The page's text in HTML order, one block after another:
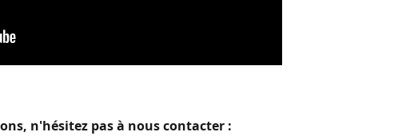
n'hésitez pas à nous contacter :